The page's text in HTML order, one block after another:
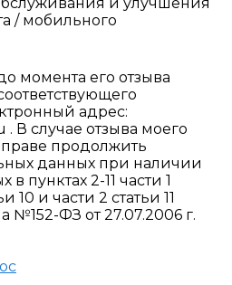
/ мобильного
момента его отзыва
адрес:
В случае отзыва моего
продолжить
данных при наличии
пунктах 2-11 части 1
10 и части 2 статьи 11
№152-ФЗ от 27.07.2006 г.